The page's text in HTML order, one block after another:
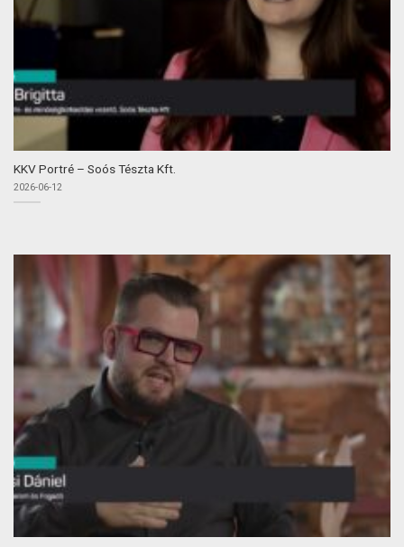
KKV Portré – Soós Tészta Kft.
2026-06-12